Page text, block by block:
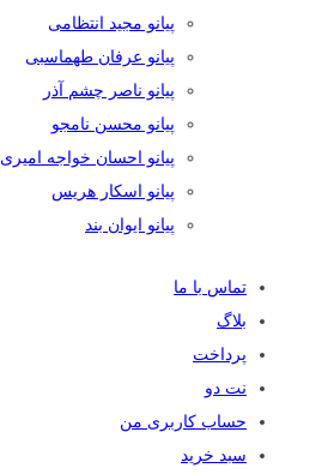
پیانو مجید انتظامی
پیانو عرفان طهماسبی
پیانو ناصر چشم آذر
پیانو محسن نامجو
پیانو احسان خواجه امیری
پیانو اسکار هریس
پیانو ایوان بند
تماس با ما
بلاگ
پرداخت
نت دو
حساب کاربری من
سبد خرید